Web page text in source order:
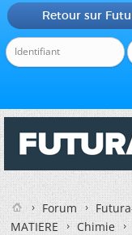
Retour sur
Forum
MATIERE
Chimie